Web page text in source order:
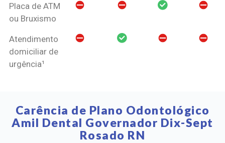
Placa de ATM
ou Bruxismo
Atendimento
domiciliar de
urgência¹
Carência de Plano Odontológico
Amil Dental Governador Dix-Sept
Rosado RN